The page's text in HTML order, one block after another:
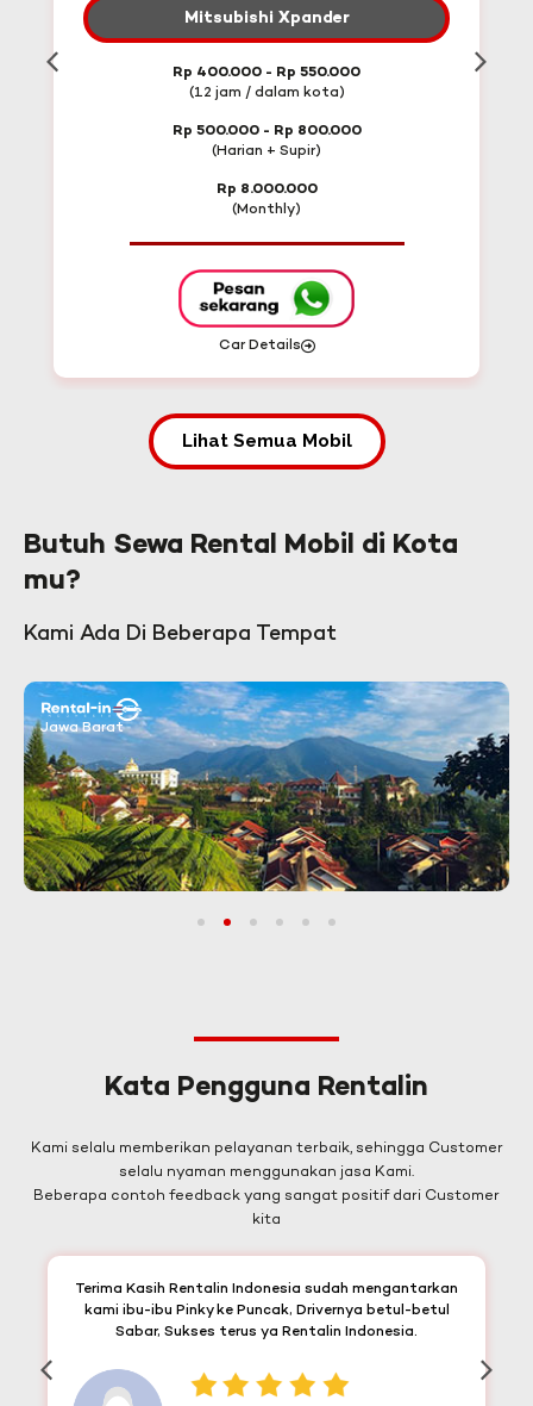
Mitsubishi Xpander
Rp 400.000 - Rp 550.000
(12 jam / dalam kota)
Rp 500.000 - Rp 800.000
(Harian + Supir)
Rp 8.000.000
(Monthly)
Car Details
Lihat Semua Mobil
Butuh Sewa Rental Mobil di Kota
mu?
Kami Ada Di Beberapa Tempat
Jawa Barat
3 4 5 6
Kata Pengguna Rentalin
Kami selalu memberikan pelayanan terbaik, sehingga Customer
selalu nyaman menggunakan jasa Kami.
Beberapa contoh feedback yang sangat positif dari Customer
kita
Terima Kasih Rentalin Indonesia sudah mengantarkan
kami ibu-ibu Pinky ke Puncak, Drivernya betul-betul
Sabar, Sukses terus ya Rentalin Indonesia.